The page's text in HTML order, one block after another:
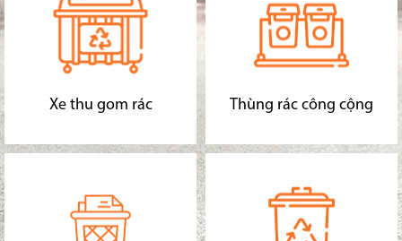
Xe thu gom rác Thùng rác công cộng